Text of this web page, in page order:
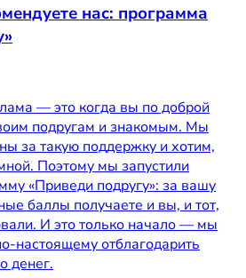
нас: программа
— это когда вы по доброй
подругам и знакомым. Мы
за такую поддержку и хотим,
Поэтому мы запустили
«Приведи подругу»: за вашу
баллы получаете и вы, и тот,
И это только начало — мы
настоящему отблагодарить
денег.